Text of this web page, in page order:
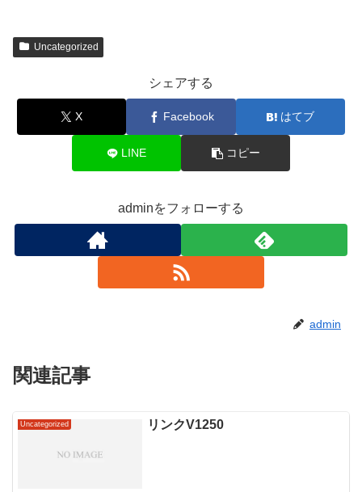
Uncategorized
シェアする
X Facebook はてブ
LINE コピー
adminをフォローする
admin
関連記事
Uncategorized リンクV1250